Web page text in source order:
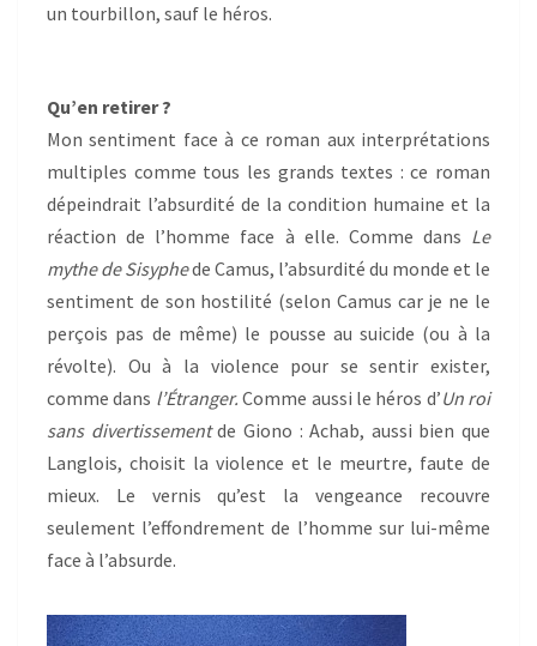
un tourbillon, sauf le héros.
Qu’en retirer ?
Mon sentiment face à ce roman aux interprétations
multiples comme tous les grands textes : ce roman
dépeindrait l’absurdité de la condition humaine et la
réaction de l’homme face à elle. Comme dans Le
mythe de Sisyphede Camus, l’absurdité du monde et le
sentiment de son hostilité (selon Camus car je ne le
perçois pas de même) le pousse au suicide (ou à la
révolte). Ou à la violence pour se sentir exister,
comme dans l’Étranger. Comme aussi le héros d’Un roi
sans divertissementde Giono : Achab, aussi bien que
Langlois, choisit la violence et le meurtre, faute de
mieux. Le vernis qu’est la vengeance recouvre
seulement l’effondrement de l’homme sur lui-même
face à l’absurde.